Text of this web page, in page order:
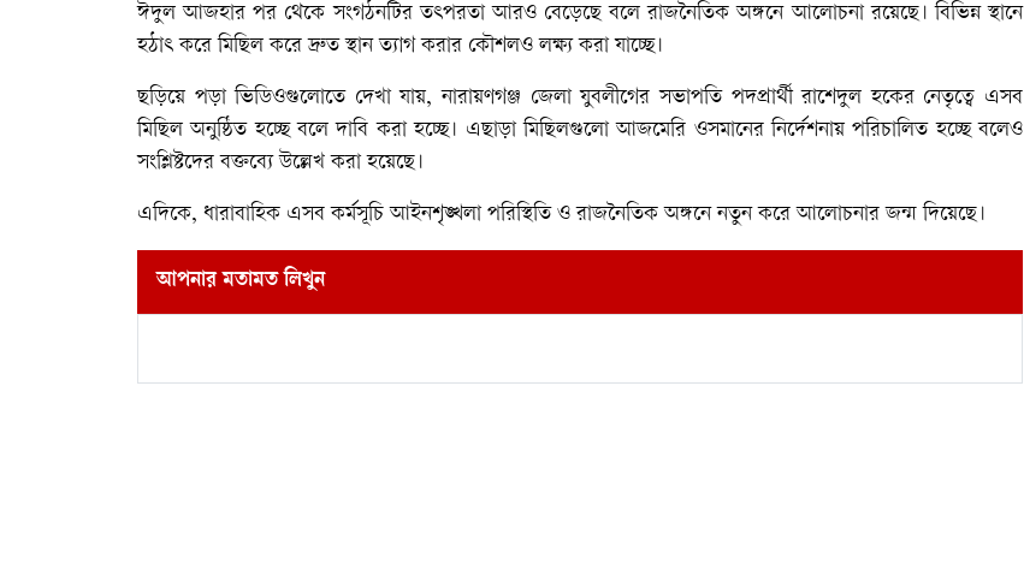
ঈদুল আজহার পর থেকে সংগঠনটির তৎপরতা আরও বেড়েছে বলে রাজনৈতিক অঙ্গনে আলোচনা রয়েছে। বিভিন্ন স্থানে
হঠাৎ করে মিছিল করে দ্রুত স্থান ত্যাগ করার কৌশলও লক্ষ্য করা যাচ্ছে।
ছড়িয়ে পড়া ভিডিওগুলোতে দেখা যায়, নারায়ণগঞ্জ জেলা যুবলীগের সভাপতি পদপ্রার্থী রাশেদুল হকের নেতৃত্বে এসব
মিছিল অনুষ্ঠিত হচ্ছে বলে দাবি করা হচ্ছে। এছাড়া মিছিলগুলো আজমেরি ওসমানের নির্দেশনায় পরিচালিত হচ্ছে বলেও
সংশ্লিষ্টদের বক্তব্যে উল্লেখ করা হয়েছে।
এদিকে, ধারাবাহিক এসব কর্মসূচি আইনশৃঙ্খলা পরিস্থিতি ও রাজনৈতিক অঙ্গনে নতুন করে আলোচনার জন্ম দিয়েছে।
আপনার মতামত লিখুন